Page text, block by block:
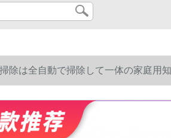
除は全自動で掃除して一体の家庭用